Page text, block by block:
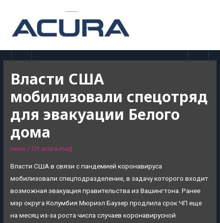
Власти США
мобилизовали спецотряд
для эвакуации Белого
дома
news/ От acura-mag
Власти США в связи с пандемией коронавируса
мобилизовали спецподразделение, в задачу которого входит
возможная эвакуация правительства из Вашингтона. Ранее
мэр округа Колумбия Мюриэл Баузер продлила срок ЧП еще
на месяц из-за роста числа случаев коронавирусной